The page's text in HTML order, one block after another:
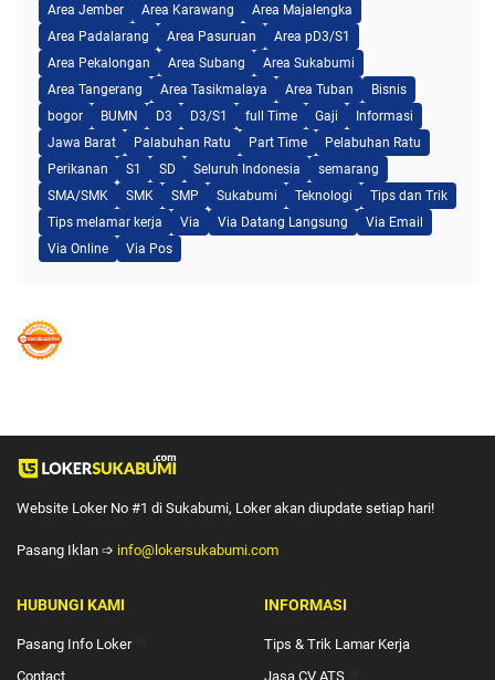
Area Jember
Area Karawang
Area Majalengka
Area Padalarang
Area Pasuruan
Area pD3/S1
Area Pekalongan
Area Subang
Area Sukabumi
Area Tangerang
Area Tasikmalaya Area Tuban
Bisnis
bogor
BUMN D3 D3/S1 full Time Gaji
Informasi
Jawa Barat
Palabuhan Ratu Part Time
Pelabuhan Ratu
Perikanan
S1 SD Seluruh Indonesia
semarang
SMA/SMK
SMK SMP Sukabumi Teknologi
Tips dan Trik
Tips melamar kerja
Via Via Datang Langsung
Via Email
Via Online
Via Pos
Website Loker No #1 di Sukabumi, Loker akan diupdate setiap hari!
Pasang Iklan ➩ info@lokersukabumi.com
HUBUNGI KAMI
Pasang Info Loker
Contact
INFORMASI
Tips & Trik Lamar Kerja
Jasa CV ATS